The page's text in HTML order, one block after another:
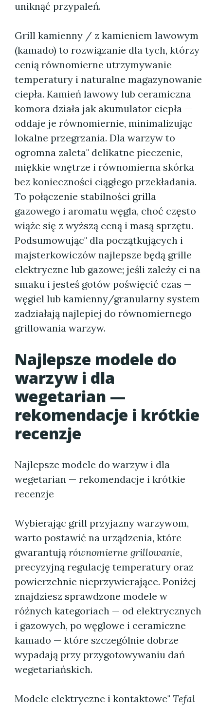
uniknąć przypaleń.
Grill kamienny / z kamieniem lawowym
(kamado) to rozwiązanie dla tych, którzy
cenią równomierne utrzymywanie
temperatury i naturalne magazynowanie
ciepła. Kamień lawowy lub ceramiczna
komora działa jak akumulator ciepła —
oddaje je równomiernie, minimalizując
lokalne przegrzania. Dla warzyw to
ogromna zaleta" delikatne pieczenie,
miękkie wnętrze i równomierna skórka
bez konieczności ciągłego przekładania.
To połączenie stabilności grilla
gazowego i aromatu węgla, choć często
wiąże się z wyższą ceną i masą sprzętu.
Podsumowując" dla początkujących i
majsterkowiczów najlepsze będą grille
elektryczne lub gazowe; jeśli zależy ci na
smaku i jesteś gotów poświęcić czas —
węgiel lub kamienny/granularny system
zadziałają najlepiej do równomiernego
grillowania warzyw.
Najlepsze modele do
warzyw i dla
wegetarian —
rekomendacje i krótkie
recenzje
Najlepsze modele do warzyw i dla
wegetarian — rekomendacje i krótkie
recenzje
Wybierając grill przyjazny warzywom,
warto postawić na urządzenia, które
gwarantują równomierne grillowanie,
precyzyjną regulację temperatury oraz
powierzchnie nieprzywierające. Poniżej
znajdziesz sprawdzone modele w
różnych kategoriach — od elektrycznych
i gazowych, po węglowe i ceramiczne
kamado — które szczególnie dobrze
wypadają przy przygotowywaniu dań
wegetariańskich.
Modele elektryczne i kontaktowe" Tefal